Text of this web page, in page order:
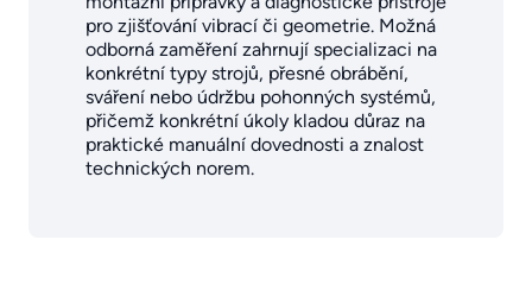
pro zjišťování vibrací či geometrie. Možná
odborná zaměření zahrnují specializaci na
konkrétní typy strojů, přesné obrábění,
sváření nebo údržbu pohonných systémů,
přičemž konkrétní úkoly kladou důraz na
praktické manuální dovednosti a znalost
technických norem.